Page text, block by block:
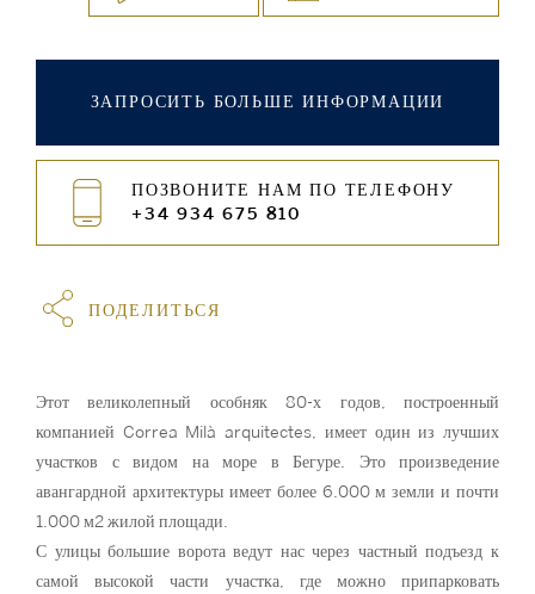
ЗАПРОСИТЬ БОЛЬШЕ ИНФОРМАЦИИ
ПОЗВОНИТЕ НАМ ПО ТЕЛЕФОНУ
+34 934 675 810
ПОДЕЛИТЬСЯ
Этот великолепный особняк 80-х годов, построенный
компанией Correa Milà arquitectes, имеет один из лучших
участков с видом на море в Бегуре. Это произведение
авангардной архитектуры имеет более 6.000 м земли и почти
1.000 м2 жилой площади.
С улицы большие ворота ведут нас через частный подъезд к
самой высокой части участка, где можно припарковать